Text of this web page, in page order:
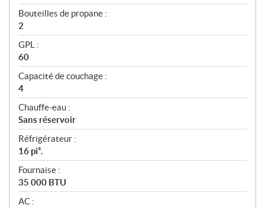
Bouteilles de propane :
2
GPL :
60
Capacité de couchage :
4
Chauffe-eau :
Sans réservoir
Réfrigérateur :
16 pi³.
Fournaise :
35 000 BTU
AC :